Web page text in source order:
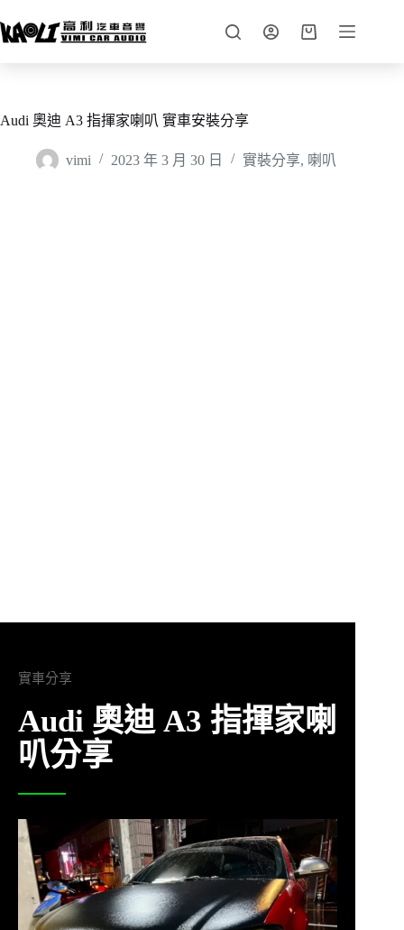
Audi 奧迪 A3 指揮家喇叭 實車安裝分享
vimi 2023 年 3 月 30 日 實裝分享, 喇叭
實車分享
Audi 奧迪 A3 指揮家喇
叭分享